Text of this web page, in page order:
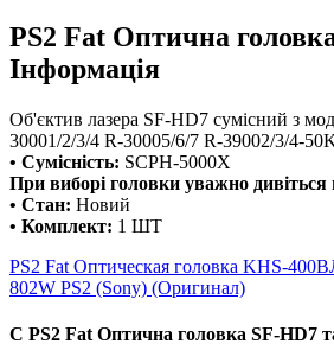
PS2 Fat Оптична
Інформація
Об'єктив лазера SF-HD7 сумісний з
30001/2/3/4 R-30005/6/7 R-39002/3/4-
• Сумісність: SCPH-5000X
При виборі головки уважно
• Стан: Новий
• Комплект: 1 ШТ
PS2 Fat Оптическая головка KHS-400B
802W PS2 (Sony) (Оригинал)
С PS2 Fat Оптична головка SF-HD7